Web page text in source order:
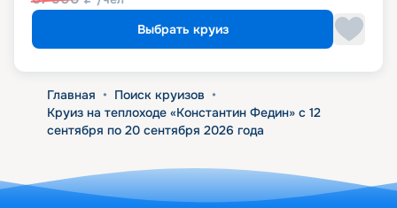
Выбрать круиз
Главная • Поиск круизов •
Круиз на теплоходе «Константин Федин» с 12
сентября по 20 сентября 2026 года